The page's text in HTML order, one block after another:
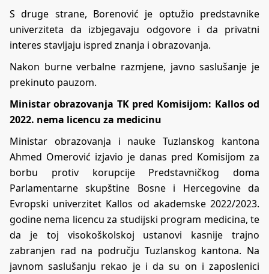
S druge strane, Borenović je optužio predstavnike
univerziteta da izbjegavaju odgovore i da privatni
interes stavljaju ispred znanja i obrazovanja.
Nakon burne verbalne razmjene, javno saslušanje je
prekinuto pauzom.
Ministar obrazovanja TK pred Komisijom: Kallos od
2022. nema licencu za medicinu
Ministar obrazovanja i nauke Tuzlanskog kantona
Ahmed Omerović izjavio je danas pred Komisijom za
borbu protiv korupcije Predstavničkog doma
Parlamentarne skupštine Bosne i Hercegovine da
Evropski univerzitet Kallos od akademske 2022/2023.
godine nema licencu za studijski program medicina, te
da je toj visokoškolskoj ustanovi kasnije trajno
zabranjen rad na području Tuzlanskog kantona. Na
javnom saslušanju rekao je i da su on i zaposlenici